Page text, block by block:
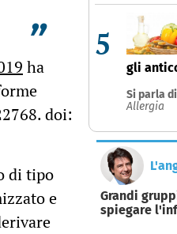
”
ha
doi:
di tipo
e
5
gli
Si parla
Allergia
Grandi
spiegare